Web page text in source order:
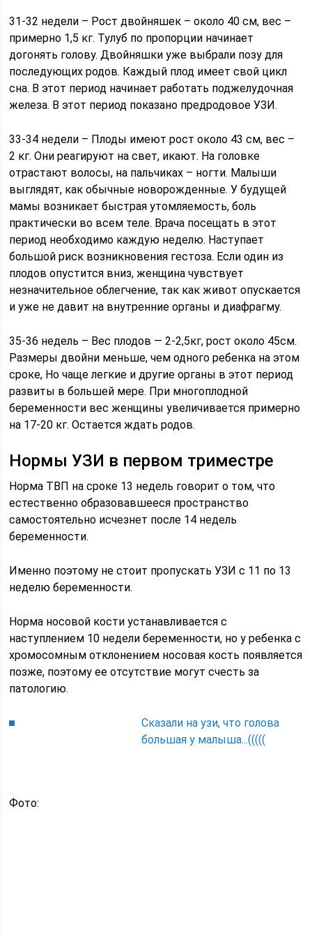
31-32 недели – Рост двойняшек – около 40 см, вес –
примерно 1,5 кг. Тулуб по пропорции начинает
догонять голову. Двойняшки уже выбрали позу для
последующих родов. Каждый плод имеет свой цикл
сна. В этот период начинает работать поджелудочная
железа. В этот период показано предродовое УЗИ.
33-34 недели – Плоды имеют рост около 43 см, вес –
2 кг. Они реагируют на свет, икают. На головке
отрастают волосы, на пальчиках – ногти. Малыши
выглядят, как обычные новорожденные. У будущей
мамы возникает быстрая утомляемость, боль
практически во всем теле. Врача посещать в этот
период необходимо каждую неделю. Наступает
большой риск возникновения гестоза. Если один из
плодов опустится вниз, женщина чувствует
незначительное облегчение, так как живот опускается
и уже не давит на внутренние органы и диафрагму.
35-36 недель – Вес плодов — 2-2,5кг, рост около 45см.
Размеры двойни меньше, чем одного ребенка на этом
сроке, Но чаще легкие и другие органы в этот период
развиты в большей мере. При многоплодной
беременности вес женщины увеличивается примерно
на 17-20 кг. Остается ждать родов.
Нормы УЗИ в первом триместре
Норма ТВП на сроке 13 недель говорит о том, что
естественно образовавшееся пространство
самостоятельно исчезнет после 14 недель
беременности.
Именно поэтому не стоит пропускать УЗИ с 11 по 13
неделю беременности.
Норма носовой кости устанавливается с
наступлением 10 недели беременности, но у ребенка с
хромосомным отклонением носовая кость появляется
позже, поэтому ее отсутствие могут счесть за
патологию.
Сказали на узи, что голова
большая у малыша...(((((
Фото: